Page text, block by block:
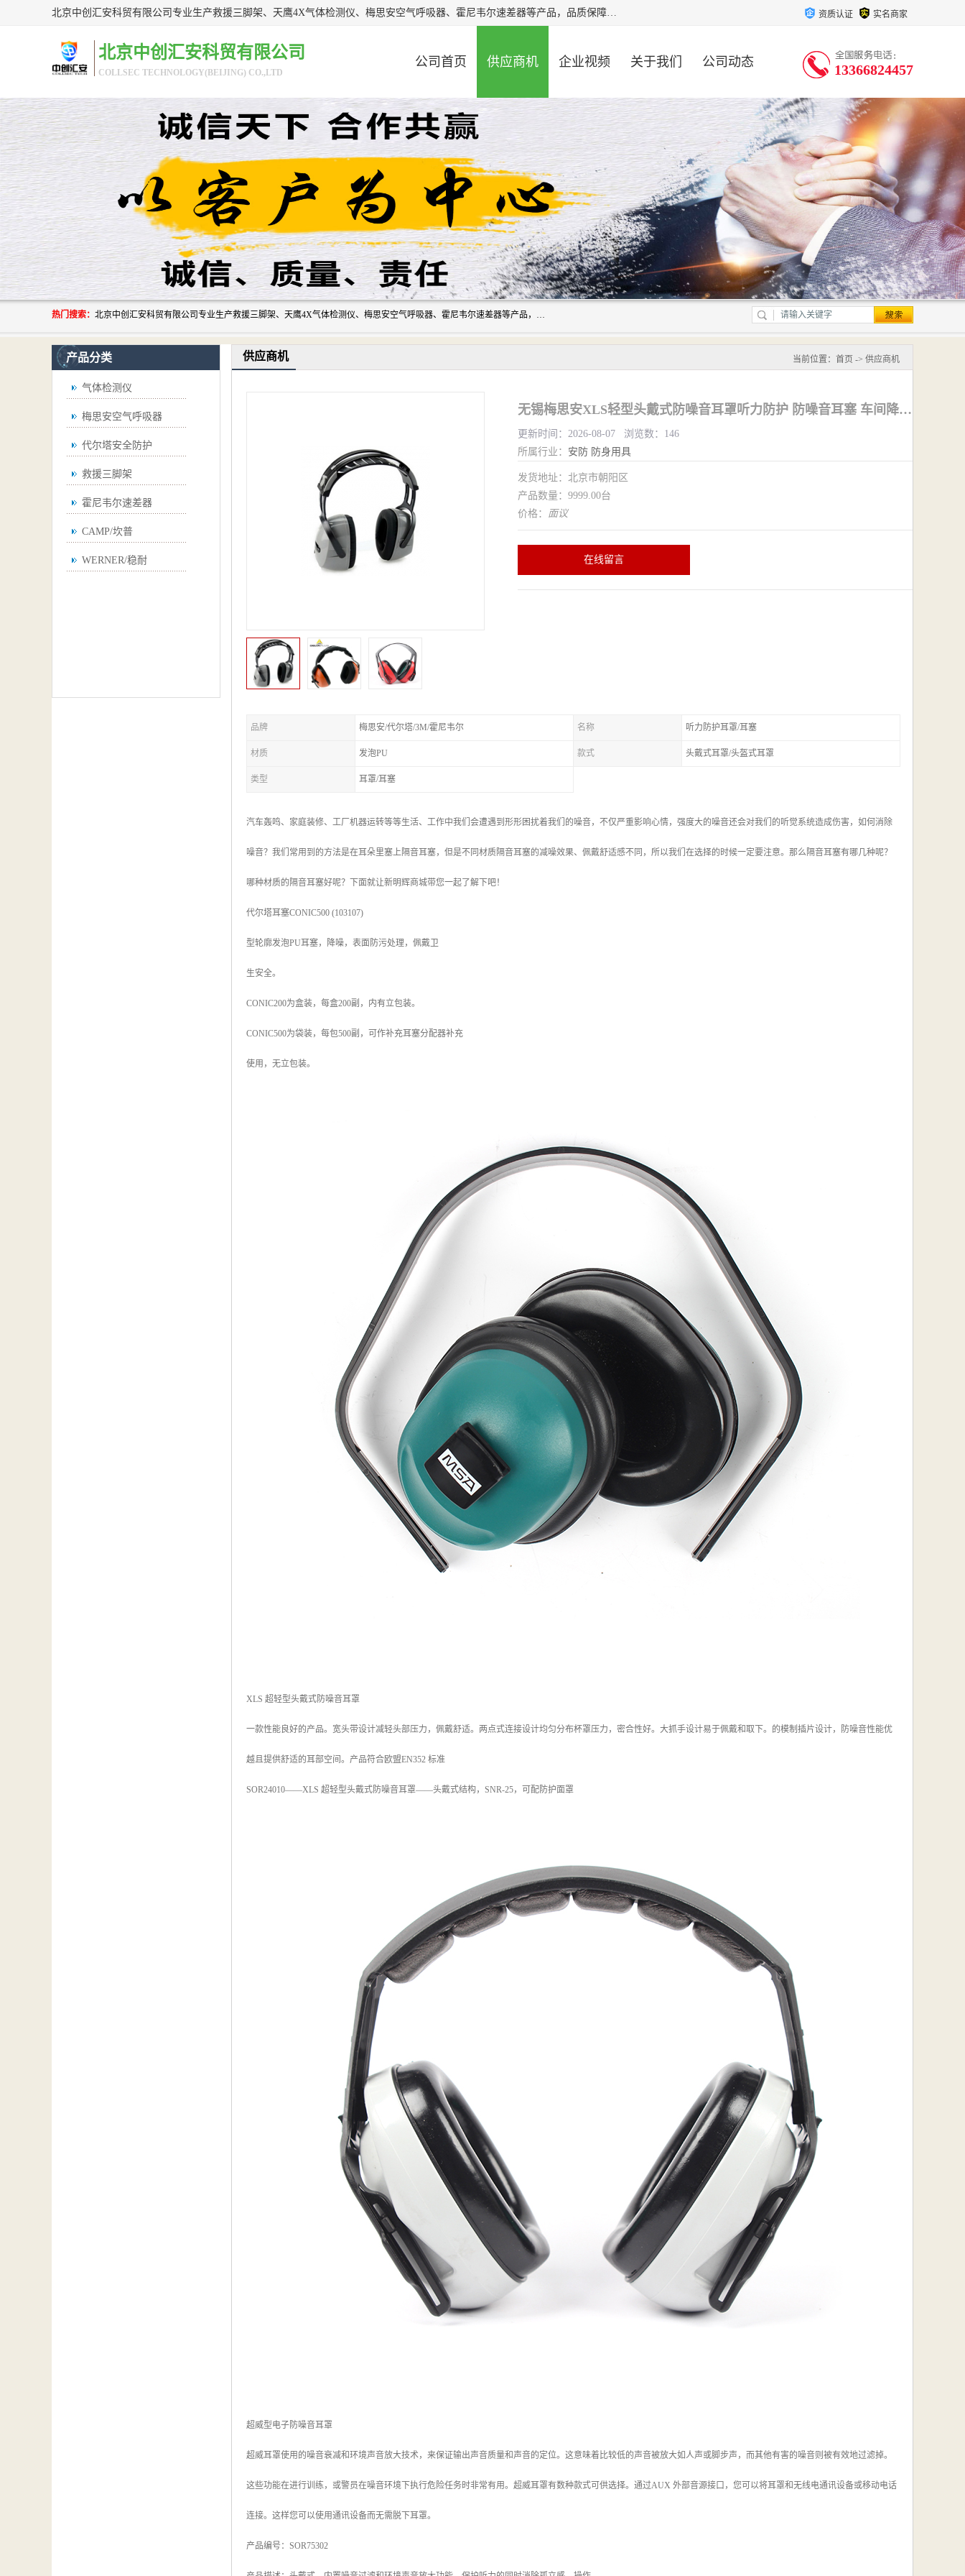
北京中创汇安科贸有限公司专业生产救援三脚架、天鹰4X气体检测仪、梅思安空气呼吸器、霍尼韦尔速差器等产品，品质保障，价格合理，欢迎在线致电咨询。 资质认证 实名商家
北京中创汇安科贸有限公司
COLLSEC TECHNOLOGY(BEIJING) CO.,LTD
公司首页 供应商机 企业视频 关于我们 公司动态 13366824457
热门搜索： 北京中创汇安科贸有限公司专业生产救援三脚架、天鹰4X气体检测仪、梅思安空气呼吸器、霍尼韦尔速差器等产品，品质保障，价格合理，欢迎在线致电咨询。
产品分类
气体检测仪
梅思安空气呼吸器
代尔塔安全防护
救援三脚架
霍尼韦尔速差器
CAMP/坎普
WERNER/稳耐
供应商机 当前位置： 首页 -> 供应商机
无锡梅思安XLS轻型头戴式防噪音耳罩听力防护 防噪音耳塞 车间降噪耳塞
更新时间：2026-08-07 浏览数：146
所属行业： 安防 防身用具
发货地址：北京市朝阳区
产品数量：9999.00台
价格： 面议
在线留言
品牌 梅思安/代尔塔/3M/霍尼韦尔 名称 听力防护耳罩/耳塞
材质 发泡PU 款式 头戴式耳罩/头盔式耳罩
类型 耳罩/耳塞
汽车轰鸣、家庭装修、工厂机器运转等等生活、工作中我们会遭遇到形形困扰着我们的噪音，不仅严重影响心情，强度大的噪音还会对我们的听觉系统造成伤害，如何消除
噪音？我们常用到的方法是在耳朵里塞上隔音耳塞，但是不同材质隔音耳塞的减噪效果、佩戴舒适感不同，所以我们在选择的时候一定要注意。那么隔音耳塞有哪几种呢？
哪种材质的隔音耳塞好呢？下面就让新明辉商城带您一起了解下吧！
代尔塔耳塞CONIC500 (103107)
型轮廓发泡PU耳塞，降噪，表面防污处理，佩戴卫
生安全。
CONIC200为盒装，每盒200副，内有立包装。
CONIC500为袋装，每包500副，可作补充耳塞分配器补充
使用，无立包装。
XLS 超轻型头戴式防噪音耳罩
一款性能良好的产品。宽头带设计减轻头部压力，佩戴舒适。两点式连接设计均匀分布杯罩压力，密合性好。大抓手设计易于佩戴和取下。的模制插片设计，防噪音性能优
越且提供舒适的耳部空间。产品符合欧盟EN352 标准
SOR24010——XLS 超轻型头戴式防噪音耳罩——头戴式结构，SNR-25，可配防护面罩
超威型电子防噪音耳罩
超威耳罩使用的噪音衰减和环境声音放大技术，来保证输出声音质量和声音的定位。这意味着比较低的声音被放大如人声或脚步声，而其他有害的噪音则被有效地过滤掉。
这些功能在进行训练，或警员在噪音环境下执行危险任务时非常有用。超威耳罩有数种款式可供选择。通过AUX 外部音源接口，您可以将耳罩和无线电通讯设备或移动电话
连接。这样您可以使用通讯设备而无需脱下耳罩。
产品编号：SOR75302